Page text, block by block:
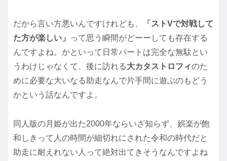
だから言い方悪いんですけれども、
「ストVで対戦して
た方が楽しい」
って思う瞬間がどーーしても存在する
んですよね。かといって日常パートは完全な無駄とい
うわけじゃなくて、後に訪れる大カタストロフィのた
めに必要な大いなる助走なんで片手間に遊ぶのもどう
かという話なんですよ。
同人版の月姫が出た2000年ならいざ知らず、娯楽が飽
和しきって人の時間が細切れにされた令和の時代だと
助走に耐えれない人って絶対出てきそうなんですよね